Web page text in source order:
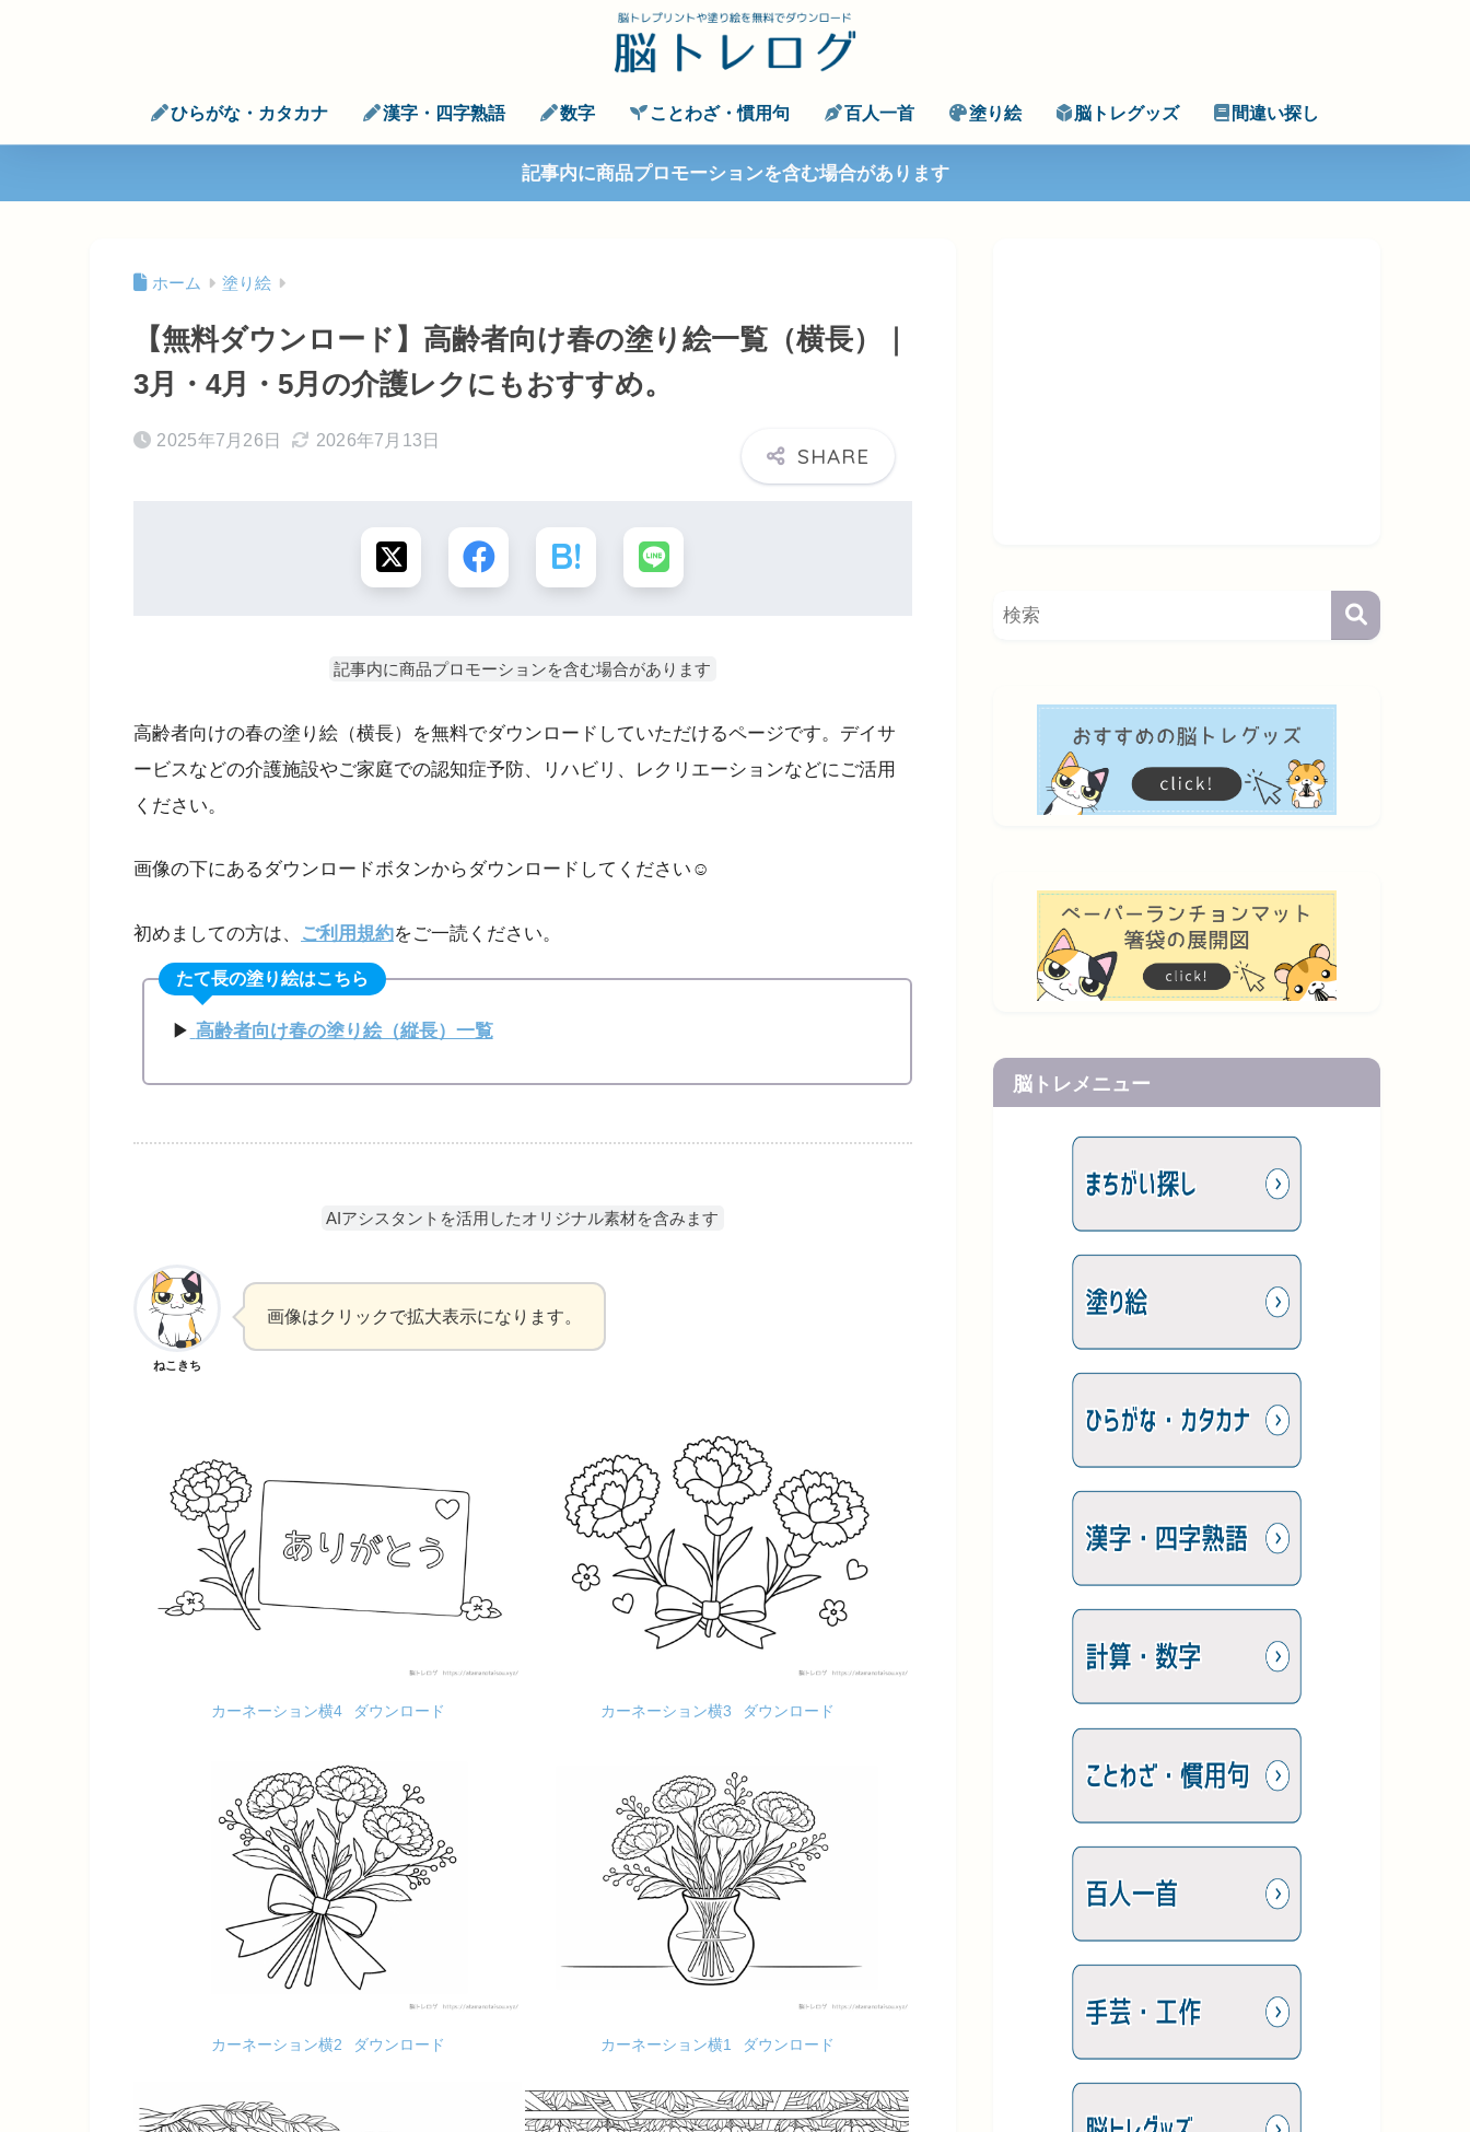
ひらがな・カタカナ 漢字・四字熟語 数字 ことわざ・慣用句 百人一首 塗り絵 脳トレグッズ 間違い探し
記事内に商品プロモーションを含む場合があります
ホーム 塗り絵
【無料ダウンロード】高齢者向け春の塗り絵一覧（横長）｜
3月・4月・5月の介護レクにもおすすめ。
2025年7月26日 2026年7月13日
記事内に商品プロモーションを含む場合があります
高齢者向けの春の塗り絵（横長）を無料でダウンロードしていただけるページです。デイサ
ービスなどの介護施設やご家庭での認知症予防、リハビリ、レクリエーションなどにご活用
ください。
画像の下にあるダウンロードボタンからダウンロードしてください☺
初めましての方は、 ご利用規約をご一読ください。
たて長の塗り絵はこちら
▶ 高齢者向け春の塗り絵（縦長）一覧
AIアシスタントを活用したオリジナル素材を含みます
ねこきち
画像はクリックで拡大表示になります。
カーネーション横4 ダウンロード カーネーション横3 ダウンロード
カーネーション横2 ダウンロード カーネーション横1 ダウンロード
脳トレメニュー